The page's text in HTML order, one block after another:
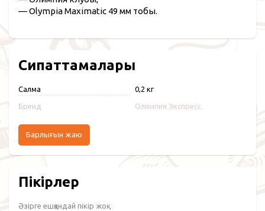
— Olympia Maximatic 49 мм тобы.
Сипаттамалары
Салмақ 0,2 кг
Бренд Олимпия Экспресс
Барлығын жаю
Пікірлер
Әзірге ешқандай пікір жоқ.